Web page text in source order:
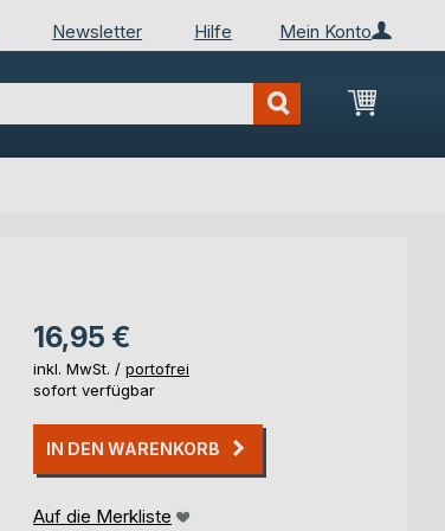
Mein Konto
Newsletter Hilfe
Mein
16,95 €
inkl. MwSt. / portofrei
sofort verfügbar
IN DEN WARENKORB
Auf die Merkliste